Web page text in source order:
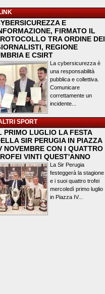
E
FIRMATO IL
TRA ORDINE DEI
REGIONE
E CSIRT
La cybersicurezza è
una responsabilità
pubblica e collettiva.
Comunicare
correttamente un
incidente...
SPORT
PRIMO LUGLIO LA FESTA
SIR PERUGIA IN PIAZZA
NOVEMBRE CON I QUATTRO
VINTI QUEST'ANNO
La Sir Perugia
festeggerà la stagione
e i suoi quattro trofei
mercoledì primo luglio
in Piazza IV...